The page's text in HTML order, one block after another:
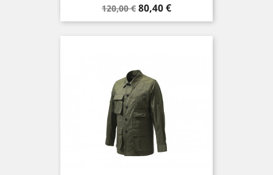
Precio
base
120,00 € Precio
80,40 €